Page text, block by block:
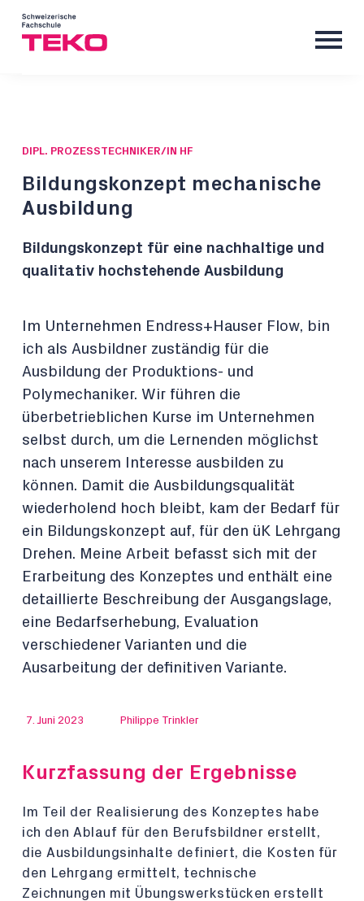
DIPL. PROZESSTECHNIKER/IN HF
Bildungskonzept mechanische
Ausbildung
Bildungskonzept für eine nachhaltige und
qualitativ hochstehende Ausbildung
Im Unternehmen Endress+Hauser Flow, bin
ich als Ausbildner zuständig für die
Ausbildung der Produktions- und
Polymechaniker. Wir führen die
überbetrieblichen Kurse im Unternehmen
selbst durch, um die Lernenden möglichst
nach unserem Interesse ausbilden zu
können. Damit die Ausbildungsqualität
wiederholend hoch bleibt, kam der Bedarf für
ein Bildungskonzept auf, für den üK Lehrgang
Drehen. Meine Arbeit befasst sich mit der
Erarbeitung des Konzeptes und enthält eine
detaillierte Beschreibung der Ausgangslage,
eine Bedarfserhebung, Evaluation
verschiedener Varianten und die
Ausarbeitung der definitiven Variante.
7. Juni 2023 Philippe Trinkler
Kurzfassung der Ergebnisse
Im Teil der Realisierung des Konzeptes habe
ich den Ablauf für den Berufsbildner erstellt,
die Ausbildungsinhalte definiert, die Kosten für
den Lehrgang ermittelt, technische
Zeichnungen mit Übungswerkstücken erstellt